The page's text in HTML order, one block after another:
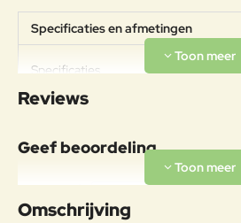
Specificaties en afmetingen
Specificaties
Aluminium
koude
Reviews
Geef beoordeling
Uw naam:
Omschrijving